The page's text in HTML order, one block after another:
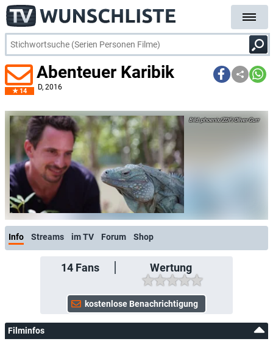
14
Abenteuer Karibik
D, 2016
phoenix/ZDF/Oliver Gurr
Info Streams im TV Forum Shop
14Fans Wertung
Filminfos